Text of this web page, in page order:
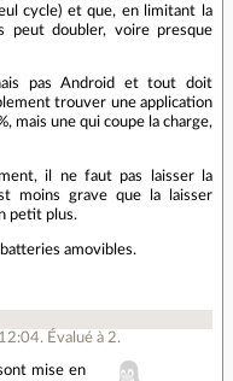
cycle) et que, en limitant la
peut doubler, voire presque
pas Android et tout doit
trouver une application
mais une qui coupe la charge,
il ne faut pas laisser la
moins grave que la laisser
petit plus.
amovibles.
. Évalué à 2.
mise en